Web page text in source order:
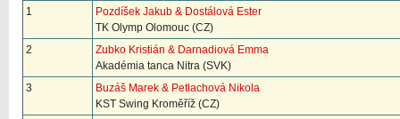
1
Pozdíšek Jakub & Dostálová Ester
TK Olymp Olomouc (CZ)
2
Zubko Kristián & Darnadiová Emma
Akadémia tanca Nitra (SVK)
3
Buzáš Marek & Petlachová Nikola
KST Swing Kroměříž (CZ)